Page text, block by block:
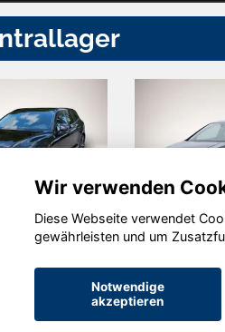
V60
Golf
Wir verwenden
Diese Webseite verwendet
gewährleisten und um
Notwendige
akzeptieren